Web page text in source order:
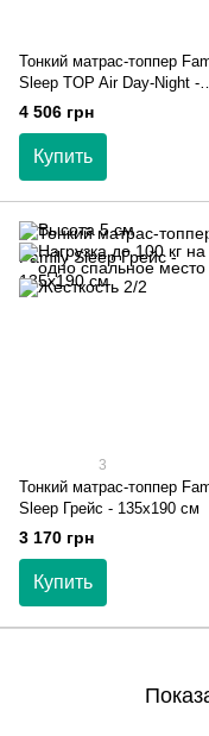
Тонкий матрас-топпер
Sleep TOP Air Day-Night -
135х190 см
4 506 грн
Купить
3
Тонкий матрас-топпер
Sleep Грейс - 135х190 см
3 170 грн
Купить